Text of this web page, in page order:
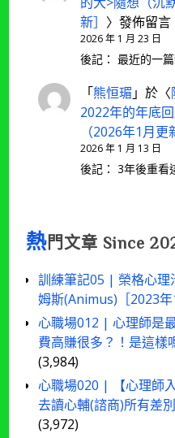
新］ 〉發佈留言
2026 年 1 月 23 日
後記： 最近的一
「熊恒瑂 」於〈
2022年的年底
（2026年1月更
2026 年 1 月 13 日
後記： 3年後重看
熱門文章 Since
訓練筆記05 | 榮格心理
姆斯(Animus)［2023年
心職場012 | 心理師是
費高賺很多？！是這樣
(3,984)
心職場020 | 【心理師
去讀心輔(諮商)所有差
(3,972)